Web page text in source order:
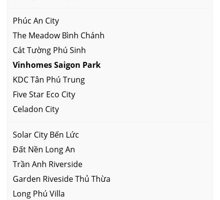
Phúc An City
The Meadow Bình Chánh
Cát Tường Phú Sinh
Vinhomes Saigon Park
KDC Tân Phú Trung
Five Star Eco City
Celadon City
Solar City Bến Lức
Đất Nền Long An
Trần Anh Riverside
Garden Riveside Thủ Thừa
Long Phú Villa